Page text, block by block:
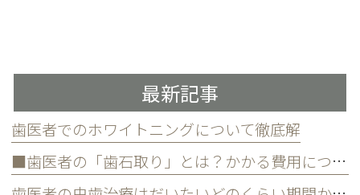
最新記事
歯医者でのホワイトニングについて徹底解
■歯医者の「歯石取り」とは？かかる費用について